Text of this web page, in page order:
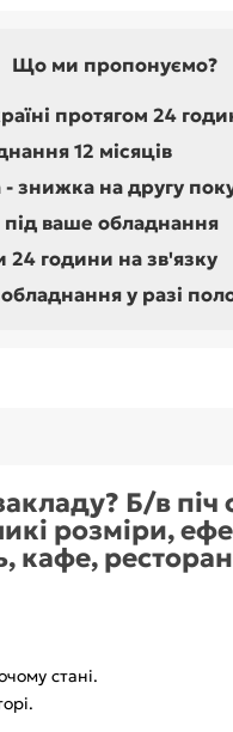
Що ми пропонуємо?
протягом 24
12 місяців
знижка на другу
ваше обладнання
24 години на зв'язку
у разі
Б/в
розміри,
кафе,
стані.